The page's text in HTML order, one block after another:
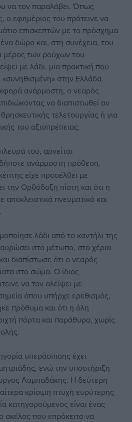
να τον παραλάβει. Όπως
ο εφημέριος του πρότεινε να
επισκεπτών με το πρόσχημα
δώρο και, στη συνέχεια, του
μέρος των ρούχων του
με λάδι, μια πρακτική που
στην Ελλάδα.
ανάρμοστη, ο νεαρός
να διαπιστωθεί αν
τελετουργίας ή για
του αξιοπρέπειας.
του, αρνείται
ανάρμοστη πρόθεση.
είχε προσέλθει με
την Ορθόδοξη πίστη και ότι η
αποκλειστικά πνευματικό και
λάδι από το καντήλι της
στο μέτωπο, στα χέρια
διαπίστωσε ότι ο νεαρός
στο σώμα. Ο ίδιος
να τον αλείψει με
όπου υπήρχε ερεθισμός,
πρόθυμα και ότι η όλη
πόρτα και παράθυρο, χωρίς
υπεράσπισης έχει
ενώ την υποστήριξη
Λαμπαδάκης. Η δεύτερη
κρίσιμη πτυχή ευρύτερης
κατηγορούμενος είναι ένας
σκέλος που επρόκειτο να